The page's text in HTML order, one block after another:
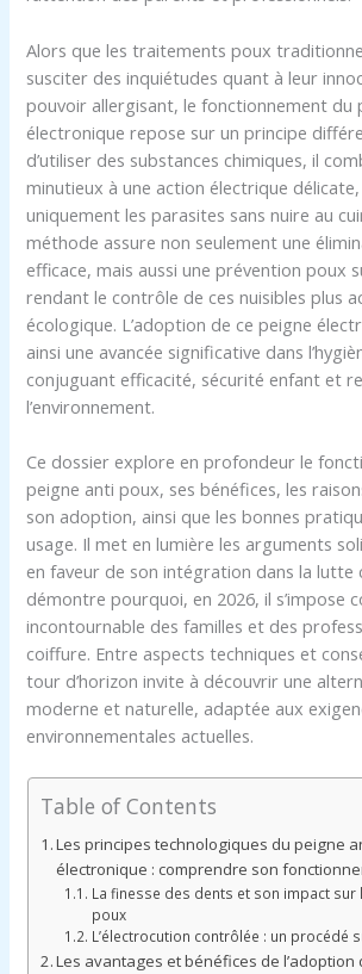
Alors que les traitements poux
susciter des inquiétudes quant à leur
pouvoir allergisant, le fonctionnement du
électronique repose sur un principe
d’utiliser des substances chimiques, il
minutieux à une action électrique
uniquement les parasites sans nuire au
méthode assure non seulement une
efficace, mais aussi une prévention poux
rendant le contrôle de ces nuisibles plus
écologique. L’adoption de ce peigne
ainsi une avancée significative dans
conjuguant efficacité, sécurité enfant et
l’environnement.
Ce dossier explore en profondeur le
peigne anti poux, ses bénéfices, les
son adoption, ainsi que les bonnes
usage. Il met en lumière les arguments
en faveur de son intégration dans la
démontre pourquoi, en 2026, il s’impose
incontournable des familles et des
coiffure. Entre aspects techniques et
tour d’horizon invite à découvrir une
moderne et naturelle, adaptée aux
environnementales actuelles.
Table of Contents
Les principes technologiques du peigne
électronique : comprendre son
La finesse des dents et son impact sur
poux
L’électrocution contrôlée : un procédé
Les avantages et bénéfices de l’adoption